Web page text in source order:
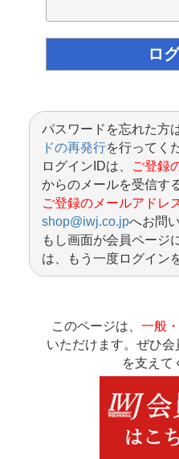
パスワードを忘れた方は
ドの再発行を行ってく
ログインIDは、
ご登録
からのメールを受信す
ご登録のメールアドレ
shop@iwj.co.jpへお問
もし画面が会員ページ
は、もう一度ログイン
このページは、 一般
いただけます。ぜひ
を支えて